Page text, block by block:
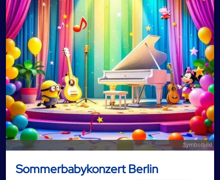
Symbolbild
Sommerbabykonzert Berlin